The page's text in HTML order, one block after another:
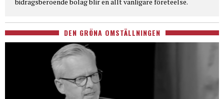
DEN GRÖNA OMSTÄLLNINGEN